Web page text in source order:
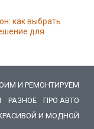
как выбрать
для
И РЕМОНТИРУЕМ
РАЗНОЕ
ПРО АВТО
И МОДНОЙ